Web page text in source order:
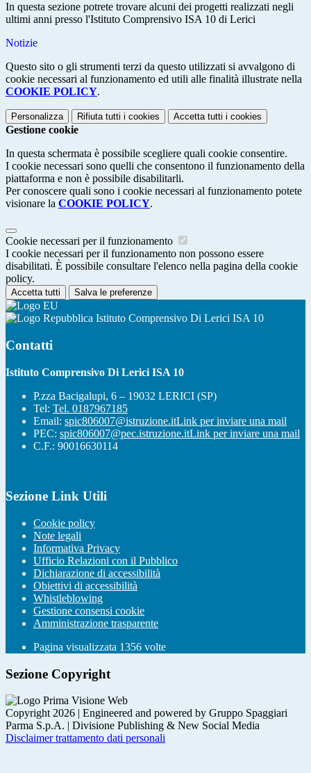
In questa sezione potrete trovare alcuni dei progetti realizzati negli
ultimi anni presso l'Istituto Comprensivo ISA 10 di Lerici
Notizie
Questo sito o gli strumenti terzi da questo utilizzati si avvalgono di
cookie necessari al funzionamento ed utili alle finalità illustrate nella
COOKIE POLICY.
Personalizza Rifiuta tutti i cookies Accetta tutti i cookies
Gestione cookie
In questa schermata è possibile scegliere quali cookie consentire.
I cookie necessari sono quelli che consentono il funzionamento della
piattaforma e non è possibile disabilitarli.
Per conoscere quali sono i cookie necessari al funzionamento potete
visionare la COOKIE POLICY.
Cookie necessari per il funzionamento
I cookie necessari per il funzionamento non possono essere
disabilitati. È possibile consultare l'elenco nella pagina della cookie
policy.
Accetta tutti Salva le preferenze
Istituto Comprensivo Di Lerici ISA 10
Contatti
Istituto Comprensivo Di Lerici ISA 10
P.zza Bacigalupi, 6 – 19032 LERICI (SP)
Tel: Tel. 0187967185
Email: spic806007@istruzione.itLink per inviare una mail
PEC: spic806007@pec.istruzione.itLink per inviare una mail
C.F.: 90016630114
Sezione Link Utili
Cookie policy
Note legali
Informativa Privacy
Ufficio Relazioni con il Pubblico
Dichiarazione di accessibilità
Obiettivi di accessibilità
Whistleblowing
Gestione consensi cookie
Amministrazione trasparente
Pagina visualizzata 1356 volte
Sezione Copyright
Copyright 2026 | Engineered and powered by Gruppo Spaggiari
Parma S.p.A. | Divisione Publishing & New Social Media
Disclaimer trattamento dati personali